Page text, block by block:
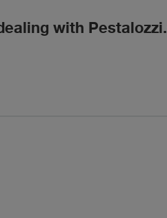
with Pestalozzi.